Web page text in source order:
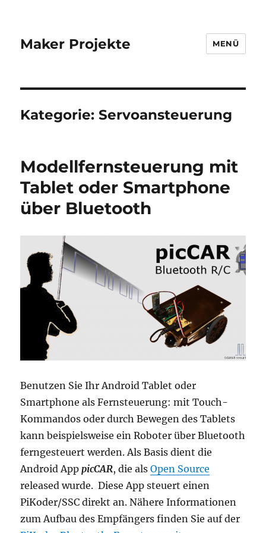
Maker Projekte MENÜ
Kategorie:Servoansteuerung
Modellfernsteuerung mit
Tablet oder Smartphone
über Bluetooth
Benutzen Sie Ihr Android Tablet oder
Smartphone als Fernsteuerung: mit Touch-
Kommandos oder durch Bewegen des Tablets
kann beispielsweise ein Roboter über Bluetooth
ferngesteuert werden. Als Basis dient die
Android ApppicCAR, die alsOpen Source
released wurde. Diese App steuert einen
PiKoder/SSC direkt an. Nähere Informationen
zum Aufbau des Empfängers finden Sie auf der